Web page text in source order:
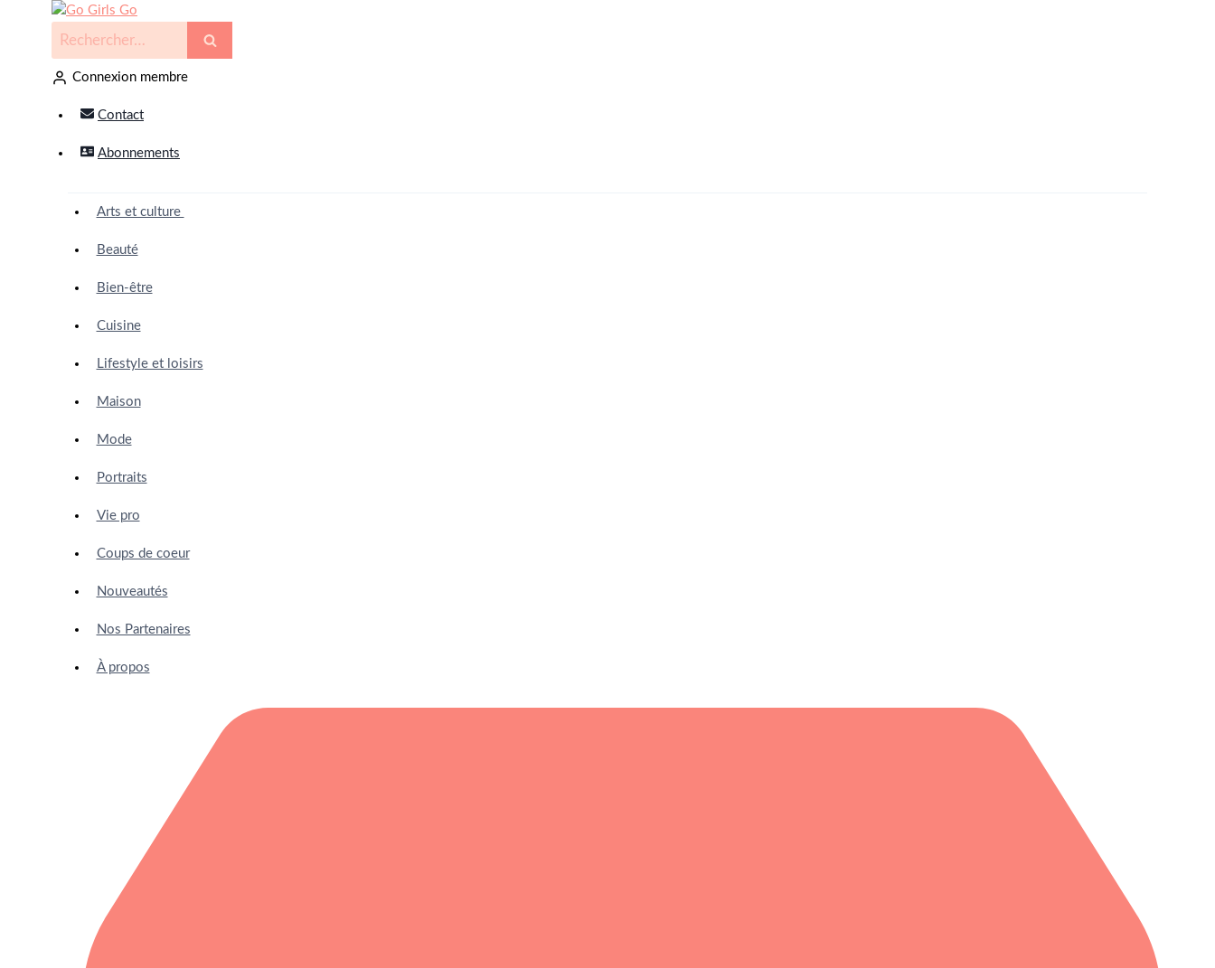
Connexion membre
Contact
Abonnements
Arts et culture
Beauté
Bien-être
Cuisine
Lifestyle et loisirs
Maison
Mode
Portraits
Vie pro
Coups de coeur
Nouveautés
Nos Partenaires
À propos